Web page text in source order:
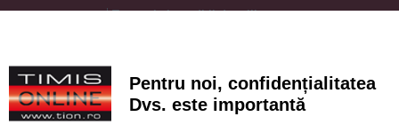
Termeni si conditii de utilizare
Pentru noi, confidențialitatea
Dvs. este importantă